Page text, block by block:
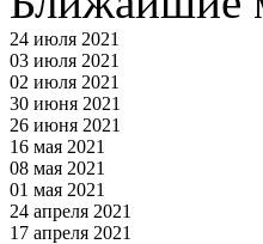
24 июля 2021
03 июля 2021
02 июля 2021
30 июня 2021
26 июня 2021
16 мая 2021
08 мая 2021
01 мая 2021
24 апреля 2021
17 апреля 2021